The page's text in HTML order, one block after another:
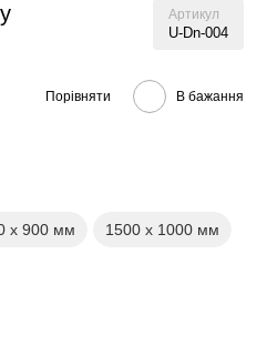
Артикул
U-Dn-004
Порівняти В бажання
х 900 мм 1500 х 1000 мм